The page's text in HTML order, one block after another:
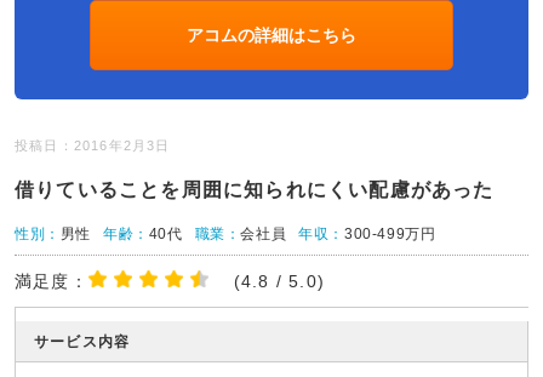
アコムの詳細はこちら
投稿日：2016年2月3日
借りていることを周囲に知られにくい配慮があった
性別： 男性 年齢： 40代 職業：会社員 年収：300-499万円
満足度： (4.8 / 5.0)
サービス内容